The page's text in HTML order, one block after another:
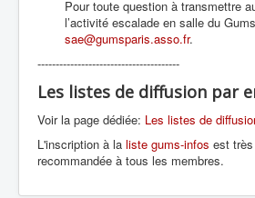
Pour toute question à transmettre
l’activité escalade en salle du
sae@gumsparis.asso.fr.
---------------------------------------
Les listes de diffusion par
Voir la page dédiée: Les listes de
L'inscription à la liste gums-infos est
recommandée à tous les membres.